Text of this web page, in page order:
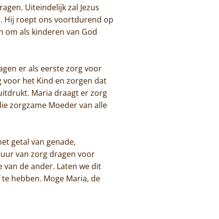
Uiteindelijk zal Jezus
Hij roept ons voortdurend op
om als kinderen van God
er als eerste zorg voor
voor het Kind en zorgen dat
Maria draagt er zorg
zorgzame Moeder van alle
getal van genade,
van zorg dragen voor
de ander. Laten we dit
hebben. Moge Maria, de